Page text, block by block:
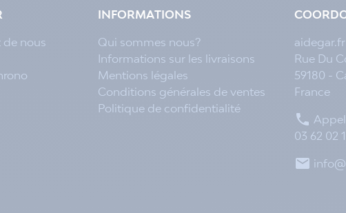
de nous
INFORMATIONS
Qui sommes nous?
Informations sur les livraisons
Mentions légales
Conditions générales de ventes
Politique de confidentialité
aidegar.fr
Rue Du
59180 -
France

03 62 02
